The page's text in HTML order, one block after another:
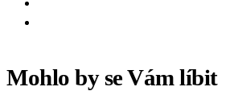
Mohlo by se Vám líbit